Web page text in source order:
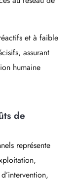
et à faible
assurant
humaine
de
représente